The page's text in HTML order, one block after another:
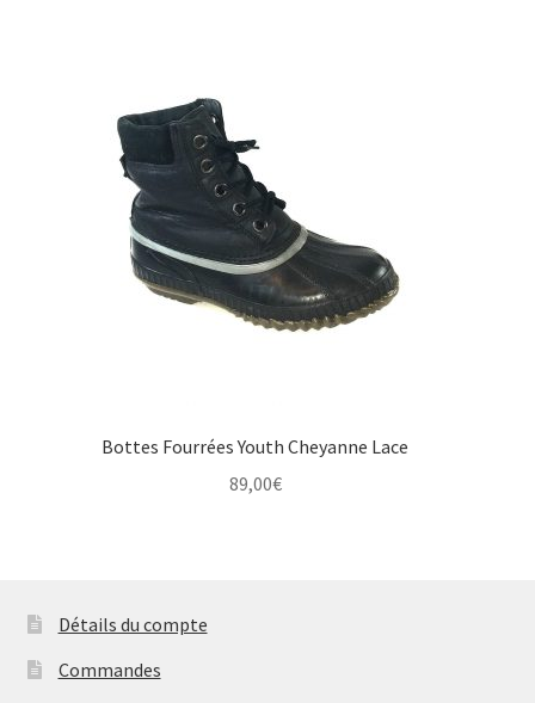
Bottes Fourrées Youth Cheyanne Lace
89,00€
Détails du compte
Commandes